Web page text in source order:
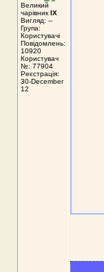
Великий
чарівник IX
Вигляд: --
Група:
Користувачі
Повідомлень:
10920
Користувач
№: 77904
Реєстрація:
30-December
12